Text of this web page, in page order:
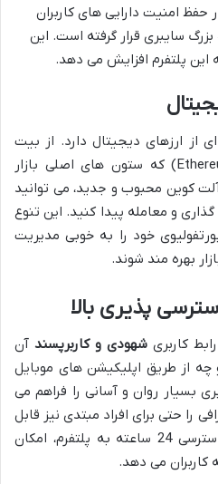
حفظ امنیت دارایی های کاربران
سایبری قرار گرفته است. این
این پلتفرم افزایش می دهد.
از ارزهای دیجیتال دارد. از بیت
کوین (Bitcoin) و اتریوم (Ethereum) که ستون های اصلی بازار
کوین محبوب و جدید، می توانید
و معامله پیدا کنید. این تنوع
خود را به خوبی مدیریت
بهره مند شوند.
پذیری بالا
کاربری شهودی و کاربرپسندآن
از طریق اپلیکیشن های موبایل
بسیار روان و آسانی را فراهم می
را حتی برای افراد مبتدی نیز قابل
درک می سازد. علاوه بر این، دسترسی 24 ساعته به پلتفرم، امکان
کاربران می دهد.